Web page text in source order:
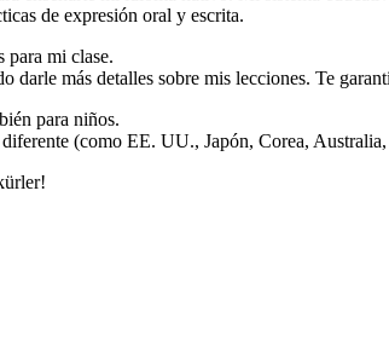
de expresión oral y escrita.
para mi clase.
darle más detalles sobre mis lecciones. Te
para niños.
(como EE. UU., Japón, Corea,